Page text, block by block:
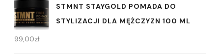
STMNT STAYGOLD POMADA DO
STYLIZACJI DLA MĘŻCZYZN 100 ML
99,00zł